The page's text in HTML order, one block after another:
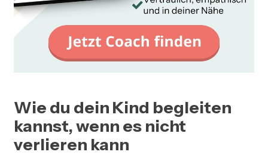
Wie du dein Kind begleiten
kannst, wenn es nicht
verlieren kann